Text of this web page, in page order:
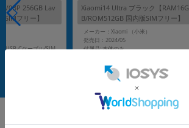
256GB Lav
フリー】
付属品: 箱/1m USB-C - USB-Cケーブル/SIM取り出しツール
Xiaomi14 Ultra ブラック【RAM16G
B/ROM512GB 国内版SIMフリー】
メーカー：Xiaomi （小米）
発売日：2024/05
付属品: 本体のみ
中古Bランク 92,800